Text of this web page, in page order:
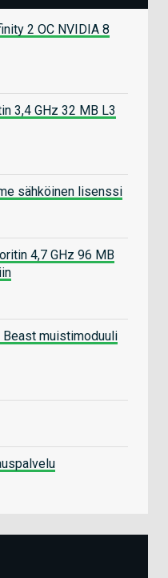
2 OC NVIDIA 8
3,4 GHz 32 MB L3
sähköinen lisenssi
4,7 GHz 96 MB
Beast muistimoduuli